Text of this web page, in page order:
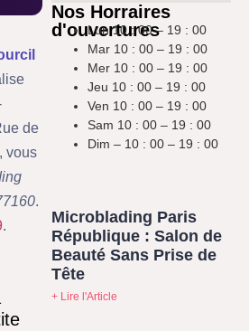
de
vous
.
.
Nos Horraires
d'ouvertures
Lun 10 : 00 – 19 : 00
Mar 10 : 00 – 19 : 00
Mer 10 : 00 – 19 : 00
Jeu 10 : 00 – 19 : 00
Ven 10 : 00 – 19 : 00
Sam 10 : 00 – 19 : 00
Dim – 10 : 00 – 19 : 00
Microblading Paris
République : Salon de
Beauté Sans Prise de
Tête
+ Lire l'Article